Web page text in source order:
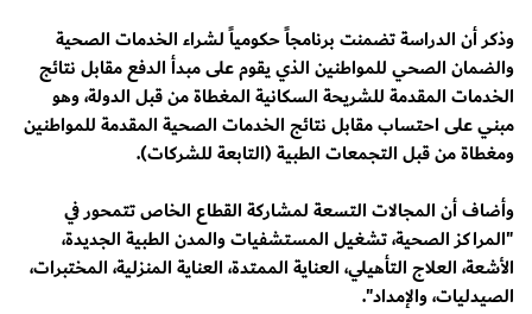
وذكر أن الدراسة تضمنت برنامجاً حكومياً لشراء الخدمات الصحية
والضمان الصحي للمواطنين الذي يقوم على مبدأ الدفع مقابل نتائج
الخدمات المقدمة للشريحة السكانية المغطاة من قبل الدولة، وهو
مبني على احتساب مقابل نتائج الخدمات الصحية المقدمة للمواطنين
ومغطاة من قبل التجمعات الطبية (التابعة للشركات).
وأضاف أن المجالات التسعة لمشاركة القطاع الخاص تتمحور في
"المراكز الصحية، تشغيل المستشفيات والمدن الطبية الجديدة،
الأشعة، العلاج التأهيلي، العناية الممتدة، العناية المنزلية، المختبرات،
الصيدليات، والإمداد".